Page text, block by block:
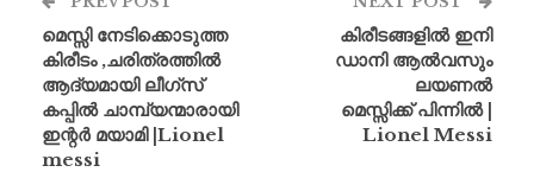
മെസ്സി നേടിക്കൊടുത്ത
കിരീടം ,ചരിത്രത്തിൽ
ആദ്യമായി ലീഗ്‌സ്
കപ്പിൽ ചാമ്പ്യന്മാരായി
ഇന്റർ മയാമി |Lionel
messi
കിരീടങ്ങളിൽ ഇനി
ഡാനി ആൽവസും
ലയണൽ
മെസ്സിക്ക് പിന്നിൽ |
Lionel Messi